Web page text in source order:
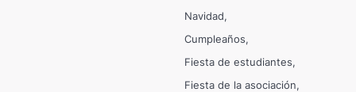
Navidad
Cumpleaños
Fiesta de estudiantes
Fiesta de la asociación